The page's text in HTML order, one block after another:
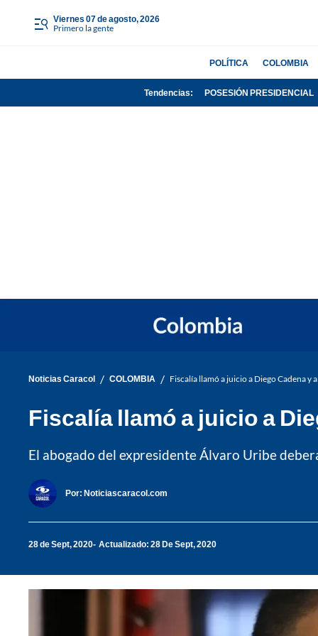
viernes 07 de agosto, 2026
Primero la gente
POLÍTICA COLOMBIA
Tendencias: POSESIÓN PRESIDENCIAL
Noticias Caracol / COLOMBIA / Fiscalía llamó a juicio a Diego Cadena y
Fiscalía llamó a juicio a
El abogado del expresidente Álvaro Uribe
Por: Noticiascaracol.com
28 de Sept, 2020 Actualizado: 28 De Sept, 2020